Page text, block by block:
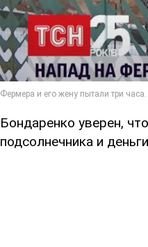
Бондаренко уверен,
подсолнечника и